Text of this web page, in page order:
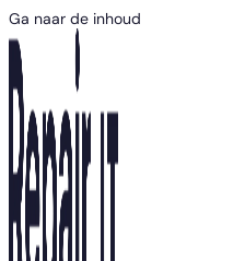
Ga naar de inhoud